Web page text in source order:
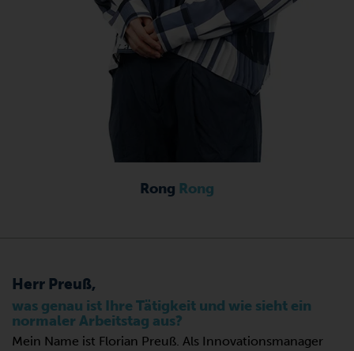
Rong Rong
Herr Preuß,
was genau ist Ihre Tätigkeit und wie sieht ein
normaler Arbeitstag aus?
Mein Name ist Florian Preuß. Als Innovationsmanager